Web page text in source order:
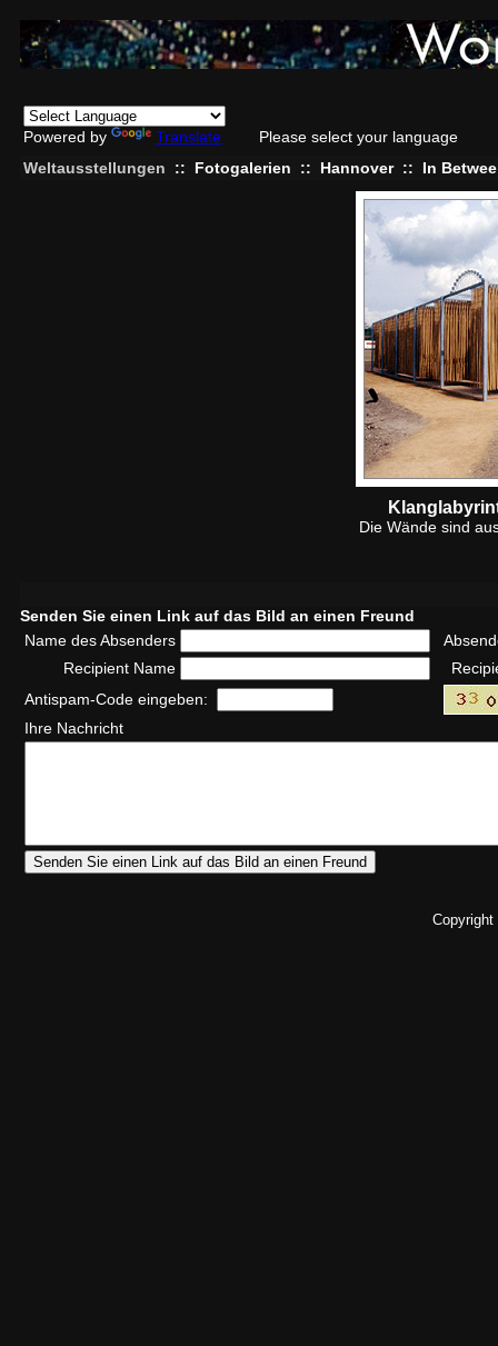
Powered by Translate
Please select your language
Weltausstellungen
:: Fotogalerien :: Hannover :: In
Die Wände sind
Senden Sie einen Link auf das Bild an einen Freund
Name des Absenders
Recipient Name
Antispam-Code eingeben:
Ihre Nachricht